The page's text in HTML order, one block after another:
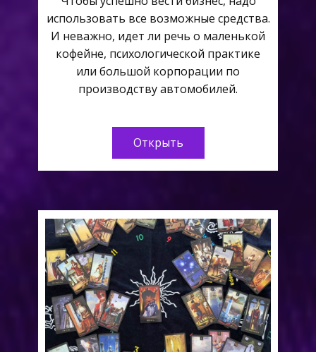
использовать все возможные средства.
И неважно, идет ли речь о маленькой
кофейне, психологической практике
или большой корпорации по
производству автомобилей.
Открыть